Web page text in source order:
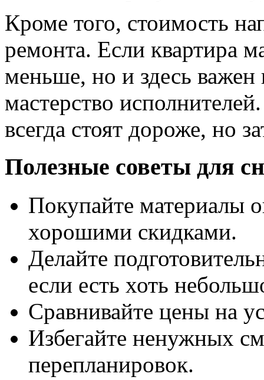
Кроме того, стоимость
ремонта. Если квартира
меньше, но и здесь
мастерство
всегда стоят дороже, но
Полезные советы для
Покупайте материалы
хорошими скидками.
Делайте
если есть хоть
Сравнивайте цены на
Избегайте ненужных
перепланировок.